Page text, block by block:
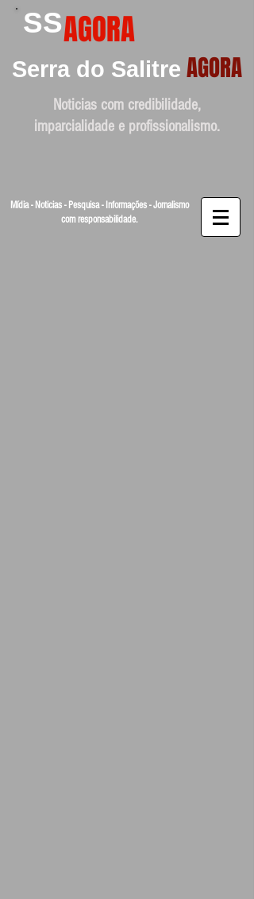
SSAGORA
Serra do Salitre AGORA
Noticias com credibilidade,
imparcialidade e profissionalismo.
Mídia - Noticias - Pesquisa - Informações - Jornalismo
com responsabilidade.